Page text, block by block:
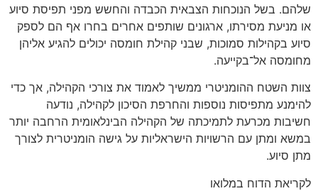
שלהם. בשל הנוכחות הצבאית הכבדה והחשש מפני תפיסת סיוע
או מניעת מסירתו, ארגונים שותפים אחרים בחרו אף הם לספק
סיוע בקהילות סמוכות, שבני קהילת חומסה יכולים להגיע אליהן
מחומסה אל־בקייעה.
צוות השטח ההומניטרי ממשיך לאמוד את צורכי הקהילה, אך כדי
להימנע מתפיסות נוספות והחרפת הסיכון לקהילה, נודעה
חשיבות מכרעת לתמיכתה של הקהילה הבינלאומית הרחבה יותר
במשא ומתן עם הרשויות הישראליות על גישה הומניטרית לצורך
מתן סיוע.
לקריאת הדוח במלואו